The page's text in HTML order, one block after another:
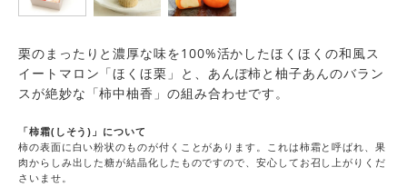
栗のまったりと濃厚な味を100%活かしたほくほくの和風ス
イートマロン「ほくほ栗」と、あんぽ柿と柚子あんのバラン
スが絶妙な「柿中柚香」の組み合わせです。
「柿霜(しそう)」について
柿の表面に白い粉状のものが付くことがあります。これは柿霜と呼ばれ、果
肉からしみ出した糖が結晶化したものですので、安心してお召し上がりくだ
さいませ。